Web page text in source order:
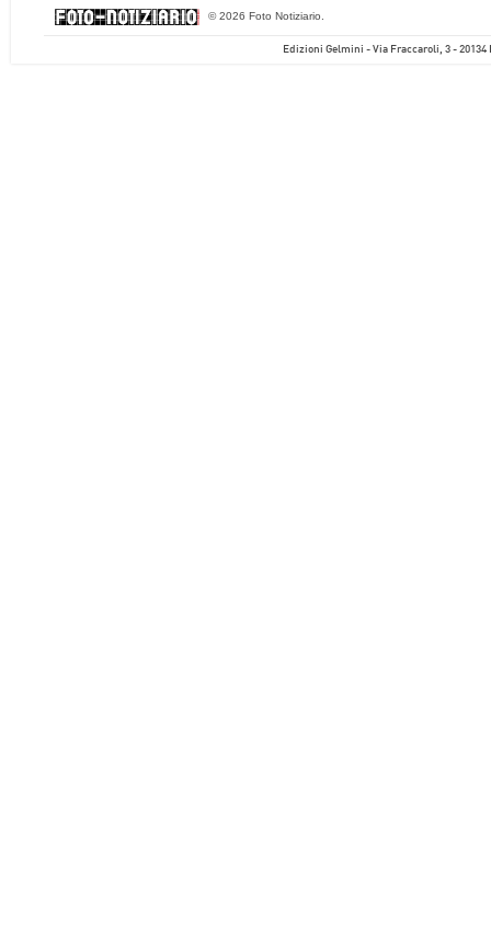
© 2026 Foto Notiziario.
Edizioni Gelmini - Via Fraccaroli, 3 - 20134